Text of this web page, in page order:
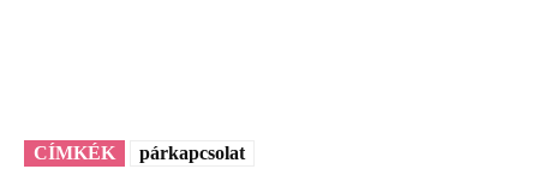
CÍMKÉK párkapcsolat